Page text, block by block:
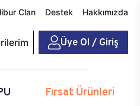
Clan Destek Hakkımızda
Üye Ol / Giriş
Fırsat Ürünleri